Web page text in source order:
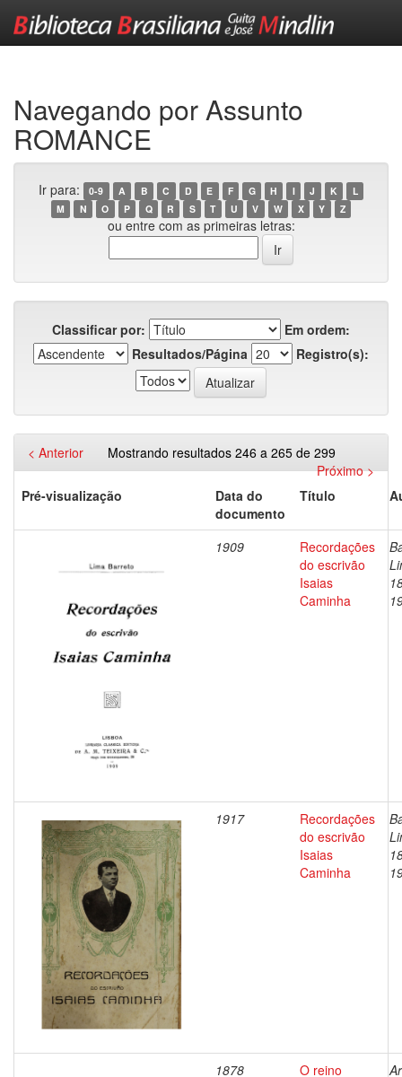
Navegando por Assunto
ROMANCE
Ir para: 0-9 A B C D E F G H I J K
L
M
N O P Q R S T U V W X Y Z
ou entre com as primeiras letras:
Classificar por:
Em ordem:
Resultados/Página
Registro(s):
Mostrando resultados 246 a 265 de 299
< Anterior
Próximo >
Pré-visualização
Data do
documento
Título
1909
Recordações
do escrivão
Isaias
Caminha
1917
Recordações
do escrivão
Isaias
Caminha
1878
O reino